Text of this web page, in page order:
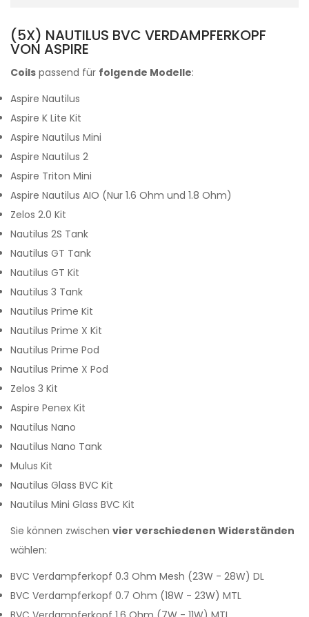
(5X) NAUTILUS BVC VERDAMPFERKOPF
VON ASPIRE
Coils passend für folgende Modelle:
Aspire Nautilus
Aspire K Lite Kit
Aspire Nautilus Mini
Aspire Nautilus 2
Aspire Triton Mini
Aspire Nautilus AIO (Nur 1.6 Ohm und 1.8 Ohm)
Zelos 2.0 Kit
Nautilus 2S Tank
Nautilus GT Tank
Nautilus GT Kit
Nautilus 3 Tank
Nautilus Prime Kit
Nautilus Prime X Kit
Nautilus Prime Pod
Nautilus Prime X Pod
Zelos 3 Kit
Aspire Penex Kit
Nautilus Nano
Nautilus Nano Tank
Mulus Kit
Nautilus Glass BVC Kit
Nautilus Mini Glass BVC Kit
Sie können zwischen vier verschiedenen Widerständen
wählen:
BVC Verdampferkopf 0.3 Ohm Mesh (23W - 28W) DL
BVC Verdampferkopf 0.7 Ohm (18W - 23W) MTL